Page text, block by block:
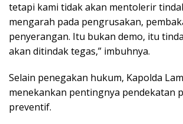
tetapi kami tidak akan mentolerir
mengarah pada pengrusakan,
penyerangan. Itu bukan demo, itu
akan ditindak tegas,” imbuhnya.
Selain penegakan hukum, Kapolda
menekankan pentingnya pendekatan
preventif.